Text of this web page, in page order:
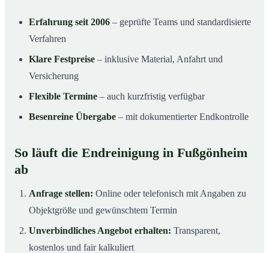
Erfahrung seit 2006 – geprüfte Teams und standardisierte
Verfahren
Klare Festpreise – inklusive Material, Anfahrt und
Versicherung
Flexible Termine – auch kurzfristig verfügbar
Besenreine Übergabe – mit dokumentierter Endkontrolle
So läuft die Endreinigung in Fußgönheim
ab
Anfrage stellen: Online oder telefonisch mit Angaben zu
Objektgröße und gewünschtem Termin
Unverbindliches Angebot erhalten: Transparent,
kostenlos und fair kalkuliert